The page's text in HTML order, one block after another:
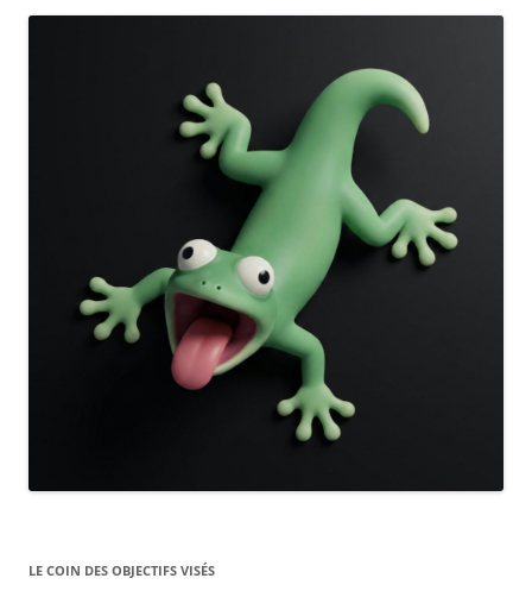
LE COIN DES OBJECTIFS VISÉS